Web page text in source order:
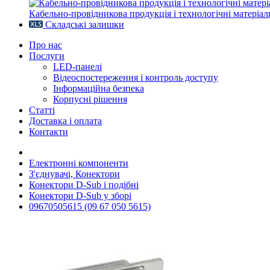
Кабельно-провідникова продукція і технологічні
Складські залишки
Про нас
Послуги
LED-панелі
Відеоспостереження і контроль доступу
Інформаційна безпека
Корпусні рішення
Статті
Доставка і оплата
Контакти
Електронні компоненти
З'єднувачі, Конектори
Конектори D-Sub і подібні
Конектори D-Sub у зборі
09670505615 (09 67 050 5615)